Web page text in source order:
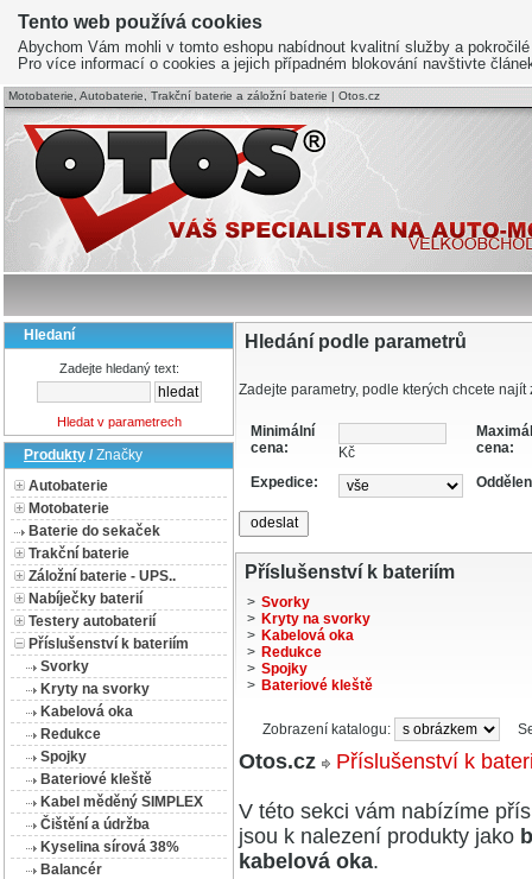
Motobaterie, Autobaterie, Trakční baterie a záložní baterie | Otos.cz
Hledaní
Zadejte hledaný text:
Hledat v parametrech
Produkty /Značky
Autobaterie
Motobaterie
Baterie do sekaček
Trakční baterie
Záložní baterie - UPS..
Nabíječky baterií
Testery autobaterií
Příslušenství k bateriím
Svorky
Kryty na svorky
Kabelová oka
Redukce
Spojky
Bateriové kleště
Kabel měděný SIMPLEX
Čištění a údržba
Kyselina sírová 38%
Balancér
Hledání podle parametrů
Zadejte parametry, podle kterých chcete najít
Minimální
cena:
Kč
cena:
Expedice:
Příslušenství k bateriím
> Svorky
> Kryty na svorky
> Kabelová oka
> Redukce
> Spojky
> Bateriové kleště
Zobrazení katalogu:
Otos.cz Příslušenství k
V této sekci vám nabízíme
jsou k nalezení produkty jako
kabelová oka.
Tento web používá cookies
Abychom Vám mohli v tomto eshopu nabídnout kvalitní služby a
Pro více informací o cookies a jejich případném blokování navštivte